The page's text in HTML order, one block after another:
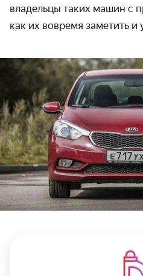
владельцы таких машин с
как их вовремя заметить и